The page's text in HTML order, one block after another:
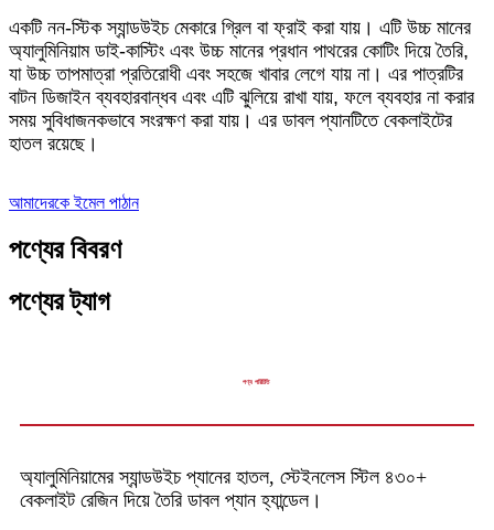
একটি নন-স্টিক স্যান্ডউইচ মেকারে গ্রিল বা ফ্রাই করা যায়। এটি উচ্চ মানের
অ্যালুমিনিয়াম ডাই-কাস্টিং এবং উচ্চ মানের প্রধান পাথরের কোটিং দিয়ে তৈরি,
যা উচ্চ তাপমাত্রা প্রতিরোধী এবং সহজে খাবার লেগে যায় না। এর পাত্রটির
বাটন ডিজাইন ব্যবহারবান্ধব এবং এটি ঝুলিয়ে রাখা যায়, ফলে ব্যবহার না করার
সময় সুবিধাজনকভাবে সংরক্ষণ করা যায়। এর ডাবল প্যানটিতে বেকলাইটের
হাতল রয়েছে।
আমাদেরকে ইমেল পাঠান
পণ্যের বিবরণ
পণ্যের ট্যাগ
পণ্য পরিচিতি
অ্যালুমিনিয়ামের স্যান্ডউইচ প্যানের হাতল, স্টেইনলেস স্টিল ৪৩০+
বেকলাইট রেজিন দিয়ে তৈরি ডাবল প্যান হ্যান্ডেল।